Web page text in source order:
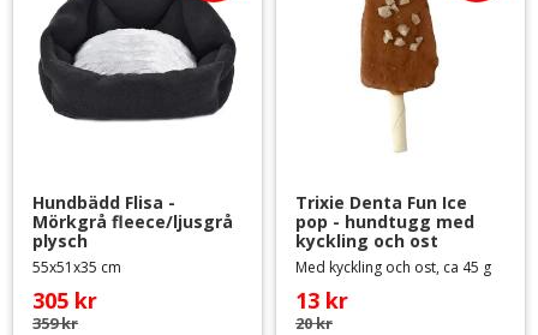
Hundbädd Flisa -
Mörkgrå fleece/ljusgrå
plysch
55x51x35 cm
305 kr
359kr
Trixie Denta Fun Ice
pop - hundtugg med
kyckling och ost
Med kyckling och ost, ca 45 g
13 kr
20kr